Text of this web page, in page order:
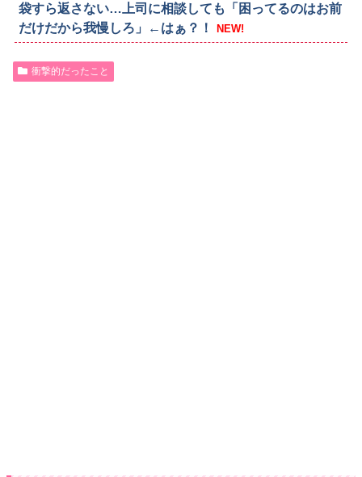
袋すら返さない…上司に相談しても「困ってるのはお前
だけだから我慢しろ」←はぁ？！
NEW!
衝撃的だったこと